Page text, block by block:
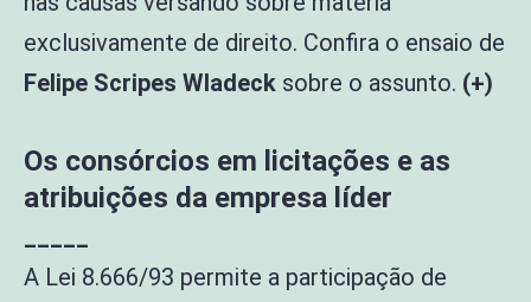
exclusivamente de direito. Confira o ensaio de
Felipe Scripes Wladeck sobre o assunto. (+)
Os consórcios em licitações e as
atribuições da empresa líder
_____
A Lei 8.666/93 permite a participação de